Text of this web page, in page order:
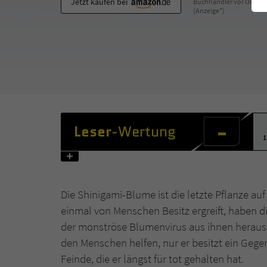
(Anzeige*)
Leser-Wertung -
1
Die Shinigami-Blume ist die letzte Pflanze
einmal von Menschen Besitz ergreift, haben
der monströse Blumenvirus aus ihnen
den Menschen helfen, nur er besitzt ein
Feinde, die er längst für tot gehalten hat.